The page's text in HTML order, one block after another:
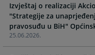
forward
to
interact
with
the
25.06.2026.
Izvještaj o realizaciji
"Strategije za
pravosuđu u BiH"